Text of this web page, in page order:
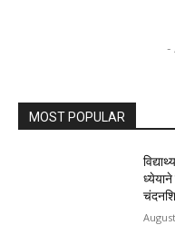
-
MOST POPULAR